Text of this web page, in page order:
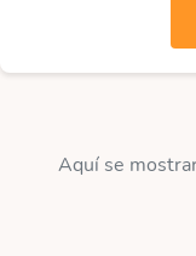
Aquí se